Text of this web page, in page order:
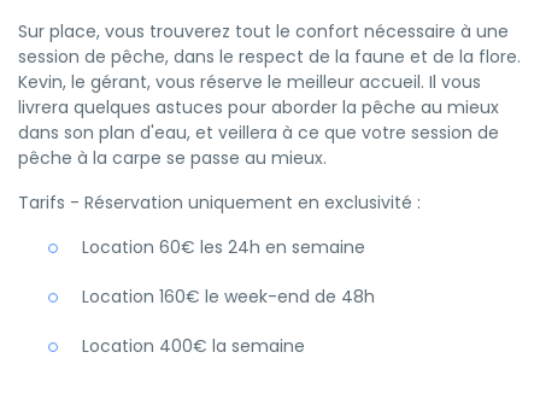
Sur place, vous trouverez tout le confort nécessaire à une
session de pêche, dans le respect de la faune et de la flore.
Kevin, le gérant, vous réserve le meilleur accueil. Il vous
livrera quelques astuces pour aborder la pêche au mieux
dans son plan d'eau, et veillera à ce que votre session de
pêche à la carpe se passe au mieux.
Tarifs - Réservation uniquement en exclusivité :
Location 60€ les 24h en semaine
Location 160€ le week-end de 48h
Location 400€ la semaine